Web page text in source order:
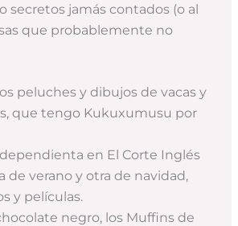
secretos jamás contados (o al
que probablemente no
peluches y dibujos de vacas y
que tengo Kukuxumusu por
en El Corte Inglés
de verano y otra de navidad,
y películas.
negro, los Muffins de